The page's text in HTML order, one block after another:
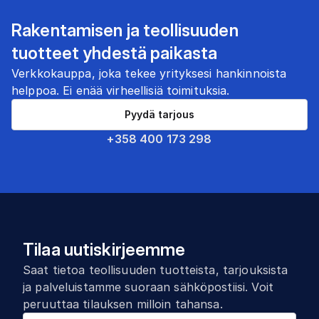
Rakentamisen ja teollisuuden
tuotteet yhdestä paikasta
Verkkokauppa, joka tekee yrityksesi hankinnoista
helppoa. Ei enää virheellisiä toimituksia.
+358 400 173 298
Pyydä tarjous
Tilaa uutiskirjeemme
Saat tietoa teollisuuden tuotteista, tarjouksista
ja palveluistamme suoraan sähköpostiisi. Voit
peruuttaa tilauksen milloin tahansa.